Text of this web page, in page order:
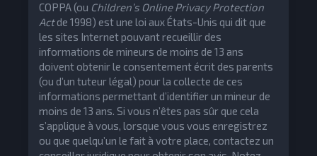
COPPA (ou Children’s Online Privacy Protection
Actde 1998) est une loi aux États-Unis qui dit que
les sites Internet pouvant recueillir des
informations de mineurs de moins de 13 ans
doivent obtenir le consentement écrit des parents
(ou d’un tuteur légal) pour la collecte de ces
informations permettant d’identifier un mineur de
moins de 13 ans. Si vous n’êtes pas sûr que cela
s’applique à vous, lorsque vous vous enregistrez
ou que quelqu’un le fait à votre place, contactez un